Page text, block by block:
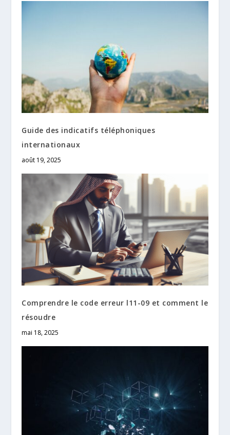
Guide des indicatifs téléphoniques
internationaux
août 19, 2025
Comprendre le code erreur l11-09 et comment le
résoudre
mai 18, 2025